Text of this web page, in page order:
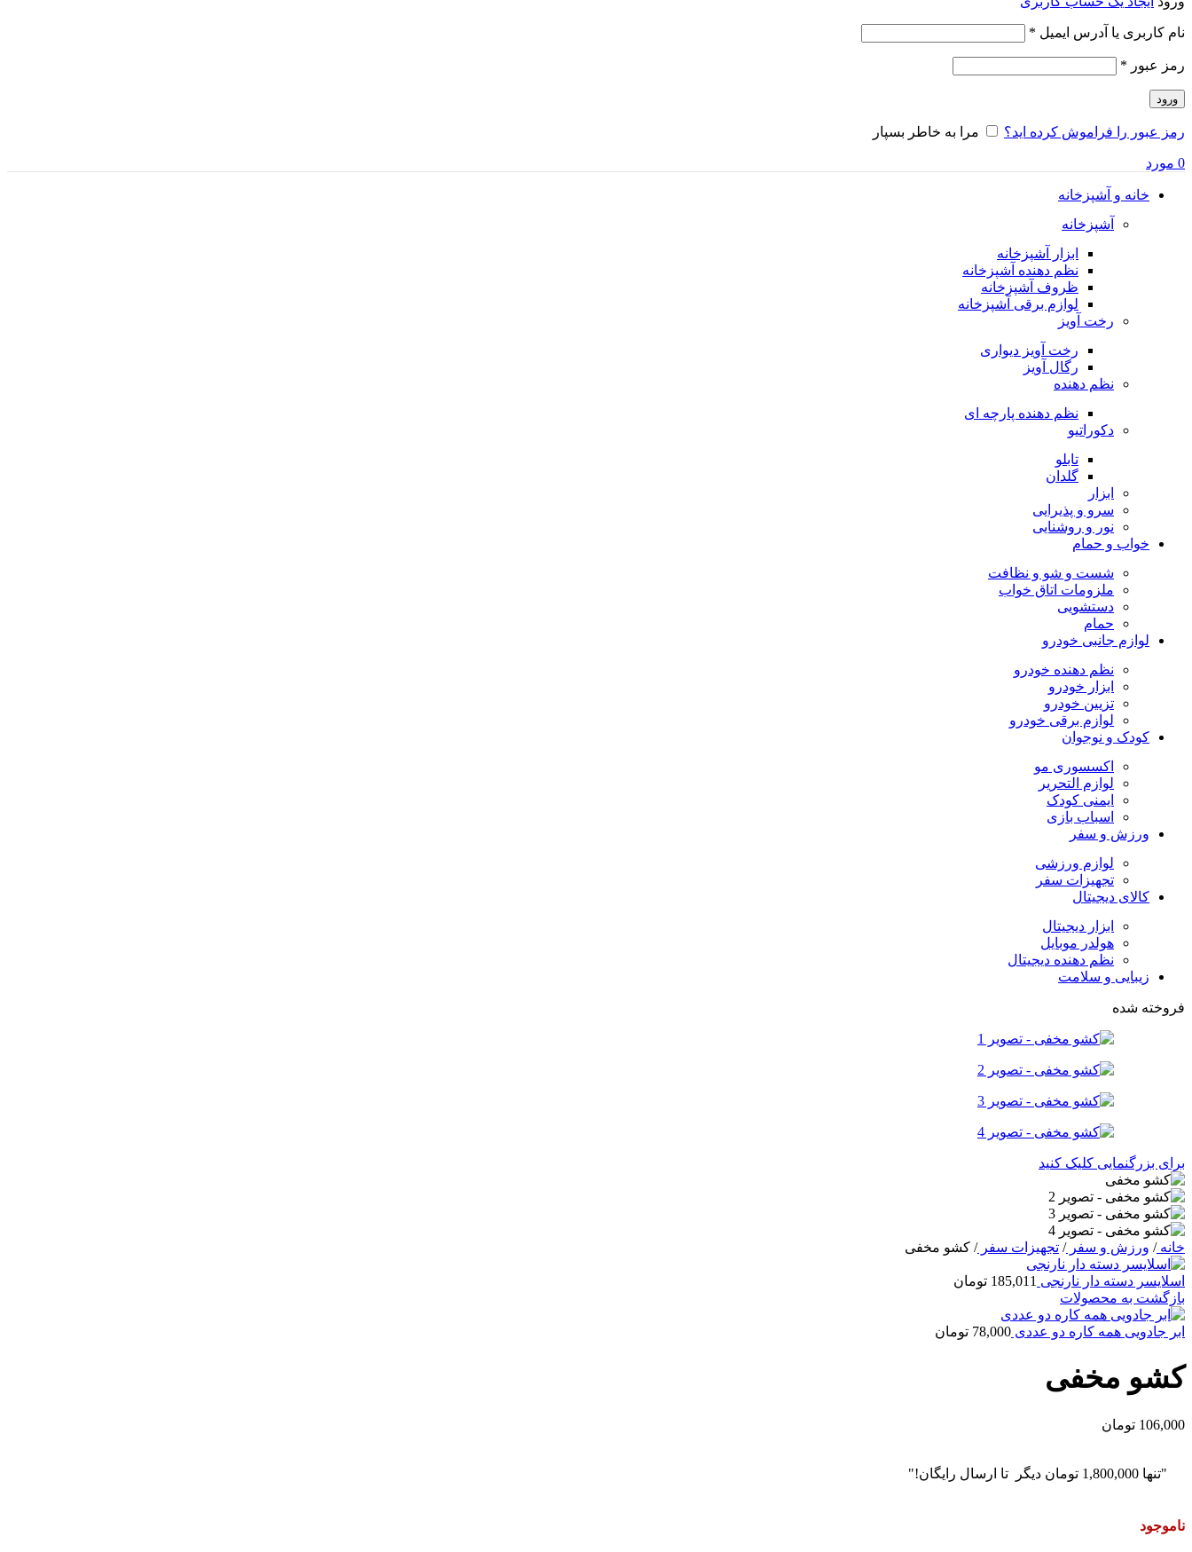
نام کاربری یا آدرس ایمیل *
رمز عبور *
ورود
رمز عبور را فراموش کرده اید؟ مرا به خاطر بسپار
0 مورد
خانه و آشپزخانه
آشپزخانه
ابزار آشپزخانه
نظم دهنده آشپزخانه
ظروف آشپزخانه
لوازم برقی آشپزخانه
رخت آویز
رخت آویز دیواری
رگال آویز
نظم دهنده
نظم دهنده پارچه ای
دکوراتیو
تابلو
گلدان
ابزار
سرو و پذیرایی
نور و روشنایی
خواب و حمام
شست و شو و نظافت
ملزومات اتاق خواب
دستشویی
حمام
لوازم جانبی خودرو
نظم دهنده خودرو
ابزار خودرو
تزیین خودرو
لوازم برقی خودرو
کودک و نوجوان
اکسسوری مو
لوازم التحریر
ایمنی کودک
اسباب بازی
ورزش و سفر
لوازم ورزشی
تجهیزات سفر
کالای دیجیتال
ابزار دیجیتال
هولدر موبایل
نظم دهنده دیجیتال
زیبایی و سلامت
فروخته شده
برای بزرگنمایی کلیک کنید
خانه/ ورزش و سفر/ تجهیزات سفر/ کشو مخفی
اسلایسر دسته دار نارنجی 185,011 تومان
بازگشت به محصولات
ابر جادویی همه کاره دو عددی 78,000 تومان
کشو مخفی
106,000 تومان
"تنها 1,800,000 تومان دیگر تا ارسال رایگان!"
ناموجود